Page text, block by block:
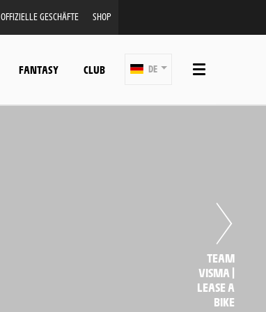
OFFIZIELLE GESCHÄFTE SHOP
FANTASY CLUB DE
TEAM
VISMA |
LEASE A
BIKE